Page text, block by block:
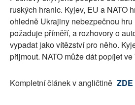
ruských hranic. Kyjev, EU a NATO
ohledně Ukrajiny nebezpečnou hru
požaduje příměří, a rozhovory o
vypadat jako vítězství pro něho.
přijmout. NATO může dát popíjet
Kompletní článek v angličtině ZDE